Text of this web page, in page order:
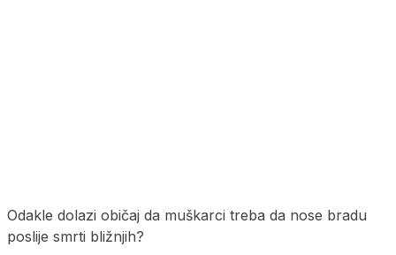
Odakle dolazi običaj da muškarci treba da nose bradu
poslije smrti bližnjih?